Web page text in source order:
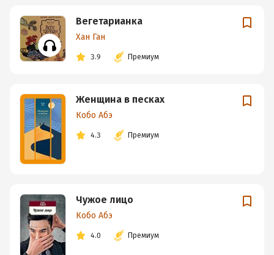
Вегетарианка
Хан Ган
3.9 Премиум
Женщина в песках
Кобо Абэ
4.3 Премиум
Чужое лицо
Кобо Абэ
4.0 Премиум